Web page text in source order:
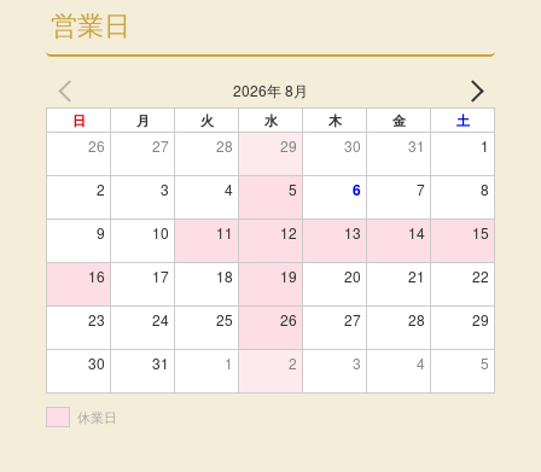
営業日
2026年 8月
日 月 火 水 木 金 土
26 27 28 29 30 31 1
2 3 4 5 6 7 8
9 10 11 12 13 14 15
16 17 18 19 20 21 22
23 24 25 26 27 28 29
30 31 1 2 3 4 5
休業日